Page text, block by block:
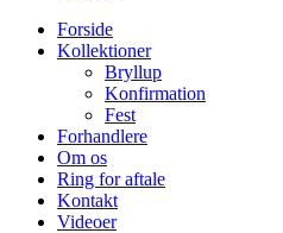
Forside
Kollektioner
Bryllup
Konfirmation
Fest
Forhandlere
Om os
Ring for aftale
Kontakt
Videoer